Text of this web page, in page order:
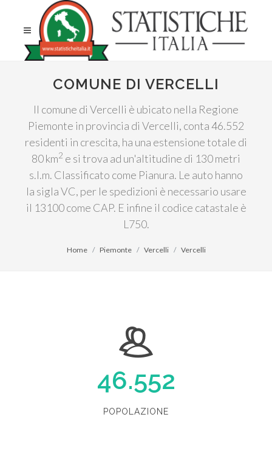
COMUNE DI VERCELLI
Il comune di Vercelli è ubicato nella Regione
Piemonte in provincia di Vercelli, conta 46.552
residenti in crescita, ha una estensione totale di
80 km2 e si trova ad un'altitudine di 130 metri
s.l.m. Classificato come Pianura. Le auto hanno
la sigla VC, per le spedizioni è necessario usare
il 13100 come CAP. E infine il codice catastale è
L750.
Home Piemonte Vercelli Vercelli
46.552
POPOLAZIONE